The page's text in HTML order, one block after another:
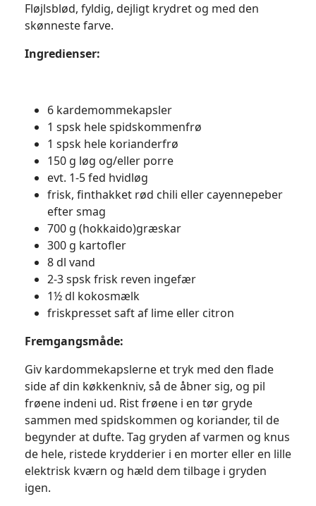
Fløjlsblød, fyldig, dejligt krydret og med den
skønneste farve.
Ingredienser:
6 kardemommekapsler
1 spsk hele spidskommenfrø
1 spsk hele korianderfrø
150 g løg og/eller porre
evt. 1-5 fed hvidløg
frisk, finthakket rød chili eller cayennepeber
efter smag
700 g (hokkaido)græskar
300 g kartofler
8 dl vand
2-3 spsk frisk reven ingefær
1½ dl kokosmælk
friskpresset saft af lime eller citron
Fremgangsmåde:
Giv kardommekapslerne et tryk med den flade
side af din køkkenkniv, så de åbner sig, og pil
frøene indeni ud. Rist frøene i en tør gryde
sammen med spidskommen og koriander, til de
begynder at dufte. Tag gryden af varmen og knus
de hele, ristede krydderier i en morter eller en lille
elektrisk kværn og hæld dem tilbage i gryden
igen.